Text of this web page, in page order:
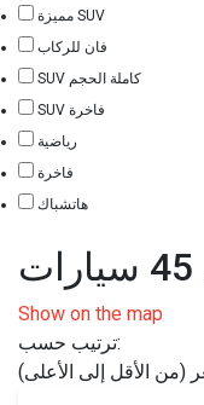
مميزة SUV
فان للركاب
SUV كاملة الحجم
SUV فاخرة
رياضية
فاخرة
هاتشباك
Show on the map
ترتيب حسب: